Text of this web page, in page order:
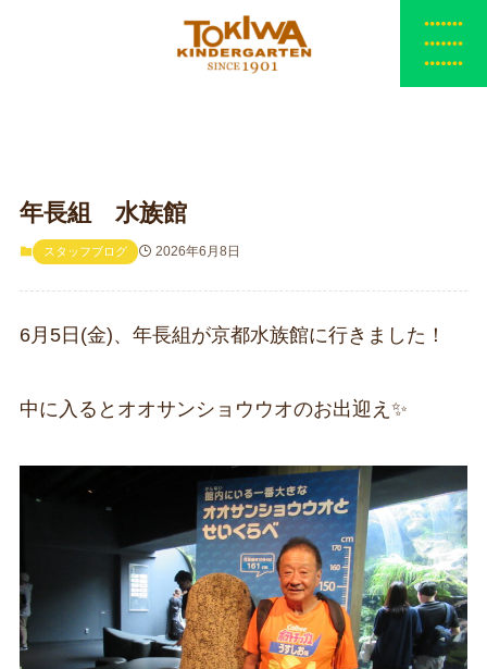
年長組 水族館
スタッフブログ 2026年6月8日
6月5日(金)、年長組が京都水族館に行きました！
中に入るとオオサンショウウオのお出迎え✨